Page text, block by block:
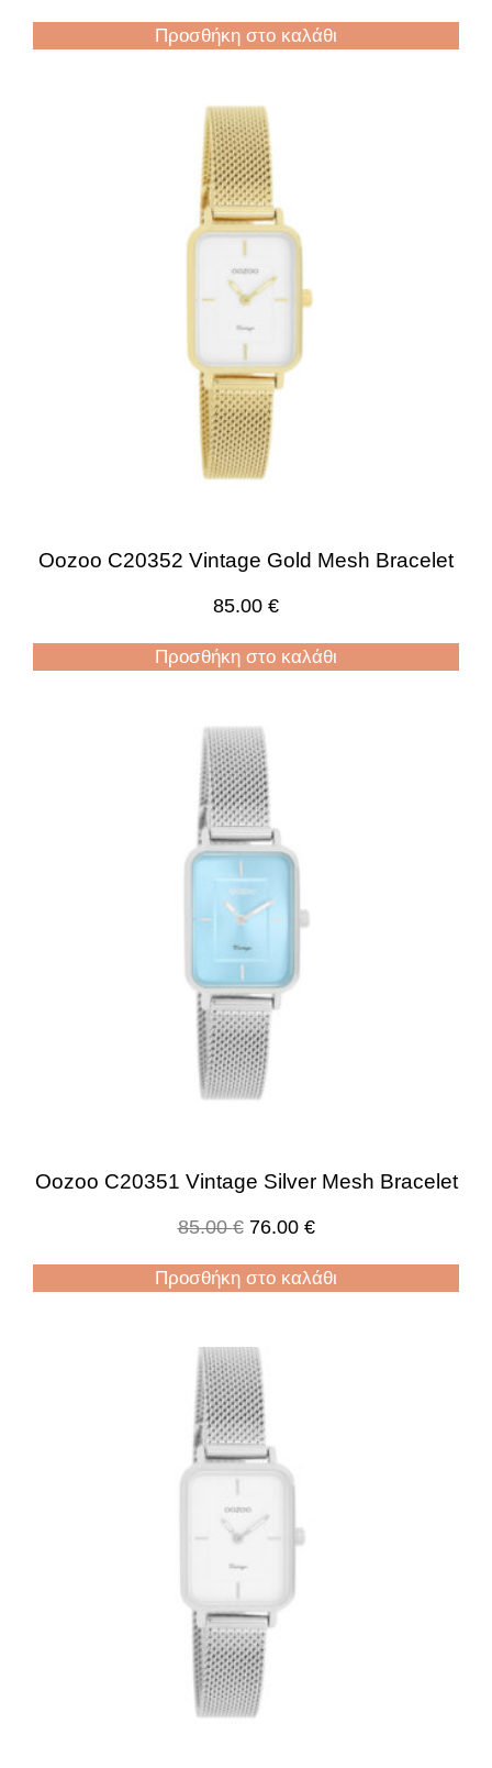
Προσθήκη στο καλάθι
Oozoo C20352 Vintage Gold Mesh Bracelet
85.00 €
Προσθήκη στο καλάθι
Oozoo C20351 Vintage Silver Mesh Bracelet
85.00€ 76.00 €
Προσθήκη στο καλάθι